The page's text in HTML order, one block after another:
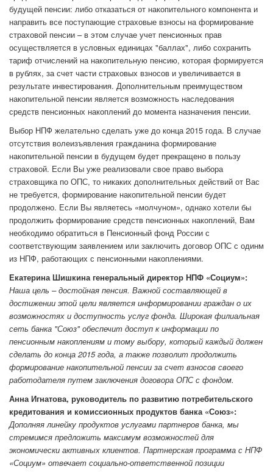
будущей пенсии: либо отказаться от накопительного компонента и
направить все поступающие страховые взносы на формирование
страховой пенсии – в этом случае учет пенсионных прав
осуществляется в условных единицах "баллах", либо сохранить
тариф отчислений на накопительную пенсию, которая формируется
в рублях, за счет части страховых взносов и увеличивается в
результате инвестирования. Дополнительным преимуществом
накопительной пенсии является возможность наследования
средств пенсионных накоплений до момента назначения пенсии.
Выбор НПФ желательно сделать уже до конца 2015 года. В случае
отсутствия волеизъявления гражданина формирование
накопительной пенсии в будущем будет прекращено в пользу
страховой. Если Вы уже реализовали свое право выбора
страховщика по ОПС, то никаких дополнительных действий от Вас
не требуется, формирование накопительной пенсии будет
продолжено. Если Вы являетесь «молчуном», однако хотели бы
продолжить формирование средств пенсионных накоплений, Вам
необходимо обратиться в Пенсионный фонд России с
соответствующим заявлением или заключить договор ОПС с одинм
из НПФ, работающих с пенсионными накоплениями.
Екатерина Шишкина генеральный директор НПФ «Социум»:
Наша цель – достойная пенсия. Важной составляющей в
достижении этой цели является информировании граждан о их
возможностях и доступность услуг фонда. Широкая филиальная
сеть банка "Союз" обеспечит доступ к информации по
пенсионным накоплениям и тому выбору, который каждый должен
сделать до конца 2015 года, а также позволит продолжить
формирование накопительной пенсии за счет взносов своего
работодателя путем заключения договора ОПС с фондом.
Анна Игнатова, руководитель по развитию потребительского
кредитования и комиссионных продуктов банка «Союз»:
Дополняя линейку продуктов услугами партнеров банка, мы
стремимся предложить максимум возможностей для
экономически активных клиентов. Партнерская программа с НПФ
«Социум» отвечает социально-ответственной позиции